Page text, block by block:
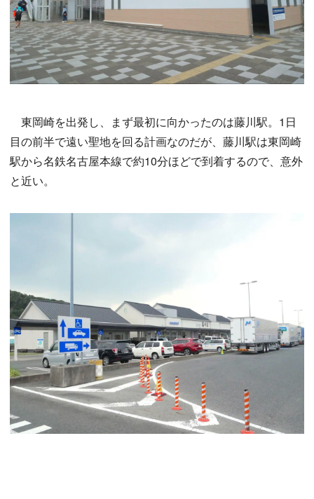
東岡崎を出発し、まず最初に向かったのは藤川駅。1日
目の前半で遠い聖地を回る計画なのだが、藤川駅は東岡崎
駅から名鉄名古屋本線で約10分ほどで到着するので、意外
と近い。